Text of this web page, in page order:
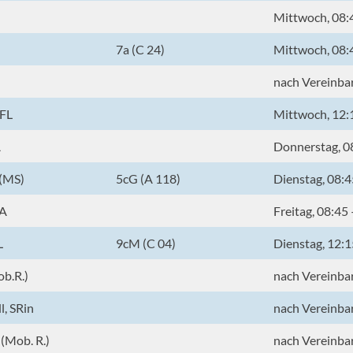
Mittwoch,
7a (C 24) Mittwoch,
nach
Mittwoch,
Donnerstag,
5cG (A 118) Dienstag,
Freitag, 08:45
9cM (C 04) Dienstag,
nach
SRin nach
R.) nach